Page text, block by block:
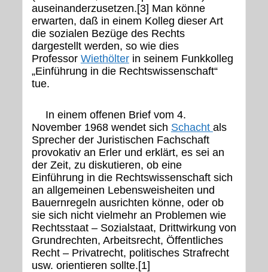
auseinanderzusetzen.[3] Man könne
erwarten, daß in einem Kolleg dieser Art
die sozialen Bezüge des Rechts
dargestellt werden, so wie dies
Professor Wiethölterin seinem Funkkolleg
„Einführung in die Rechtswissenschaft“
tue.
In einem offenen Brief vom 4.
November 1968 wendet sich Schacht als
Sprecher der Juristischen Fachschaft
provokativ an Erler und erklärt, es sei an
der Zeit, zu diskutieren, ob eine
Einführung in die Rechtswissenschaft sich
an allgemeinen Lebensweisheiten und
Bauernregeln ausrichten könne, oder ob
sie sich nicht vielmehr an Problemen wie
Rechtsstaat – Sozialstaat, Drittwirkung von
Grundrechten, Arbeitsrecht, Öffentliches
Recht – Privatrecht, politisches Strafrecht
usw. orientieren sollte.[1]